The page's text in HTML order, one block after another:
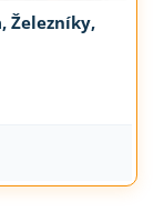
Železníky,